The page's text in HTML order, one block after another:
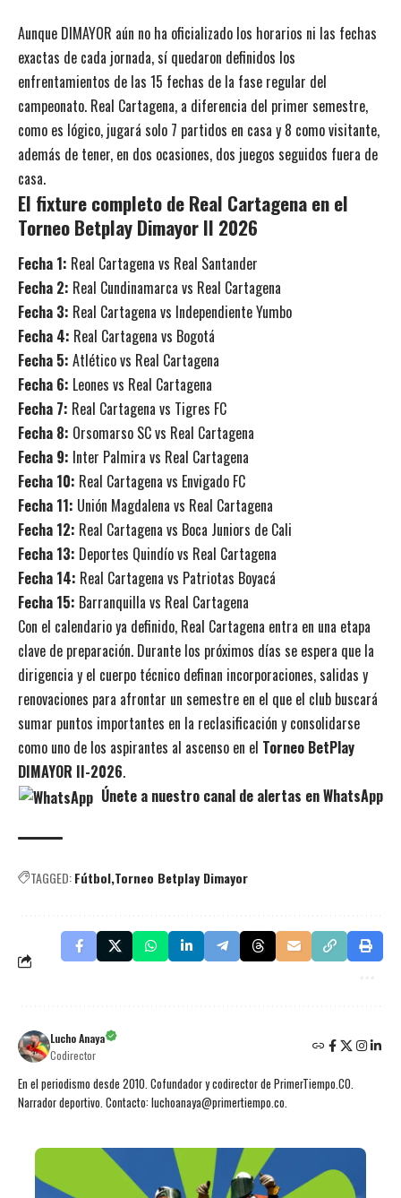
Aunque DIMAYOR aún no ha oficializado los horarios ni las fechas
exactas de cada jornada, sí quedaron definidos los
enfrentamientos de las 15 fechas de la fase regular del
campeonato. Real Cartagena, a diferencia del primer semestre,
como es lógico, jugará solo 7 partidos en casa y 8 como visitante,
además de tener, en dos ocasiones, dos juegos seguidos fuera de
casa.
El fixture completo de Real Cartagena en el
Torneo Betplay Dimayor II 2026
Fecha 1: Real Cartagena vs Real Santander
Fecha 2: Real Cundinamarca vs Real Cartagena
Fecha 3: Real Cartagena vs Independiente Yumbo
Fecha 4: Real Cartagena vs Bogotá
Fecha 5: Atlético vs Real Cartagena
Fecha 6: Leones vs Real Cartagena
Fecha 7: Real Cartagena vs Tigres FC
Fecha 8: Orsomarso SC vs Real Cartagena
Fecha 9: Inter Palmira vs Real Cartagena
Fecha 10: Real Cartagena vs Envigado FC
Fecha 11: Unión Magdalena vs Real Cartagena
Fecha 12: Real Cartagena vs Boca Juniors de Cali
Fecha 13: Deportes Quindío vs Real Cartagena
Fecha 14: Real Cartagena vs Patriotas Boyacá
Fecha 15: Barranquilla vs Real Cartagena
Con el calendario ya definido, Real Cartagena entra en una etapa
clave de preparación. Durante los próximos días se espera que la
dirigencia y el cuerpo técnico definan incorporaciones, salidas y
renovaciones para afrontar un semestre en el que el club buscará
sumar puntos importantes en la reclasificación y consolidarse
como uno de los aspirantes al ascenso en el Torneo BetPlay
DIMAYOR II-2026.
Únete a nuestro canal de alertas en WhatsApp
TAGGED:Fútbol Torneo Betplay Dimayor
Lucho Anaya
Codirector
En el periodismo desde 2010. Cofundador y codirector de PrimerTiempo.CO.
Narrador deportivo. Contacto: luchoanaya@primertiempo.co.